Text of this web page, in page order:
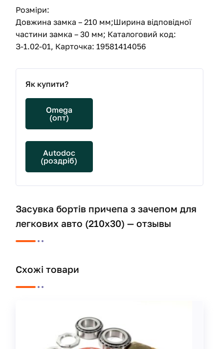
Розміри:
Довжина замка – 210 мм;Ширина відповідної
частини замка – 30 мм; Каталоговий код:
З-1.02-01, Карточка: 19581414056
Як купити?
Omega
(опт)
Autodoc
(роздріб)
Засувка бортів причепа з зачепом для
легкових авто (210х30) — отзывы
Схожі товари